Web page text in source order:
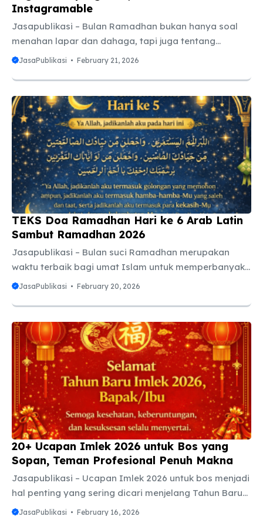
Instagramable
Jasapublikasi – Bulan Ramadhan bukan hanya soal
menahan lapar dan dahaga, tapi juga tentang
mempererat tali silaturahmi. Salah satu tradisi yang
akrab kita sebut “Bukber”. Namun, jujur saja,
terkadang bukber hanya berakhir menjadi ajang
makan-makan biasa lalu sibuk dengan gadget
masing-masing. Agar momen berkumpul di tahun 2026
ini terasa lebih spesial dan tidak membosankan,
pemilihan tema yang menarik sangatlah penting.
Tema yang kuat akan menentukan dress code, lokasi,
hingga aktivitas yang dilakukan. ...
JasaPublikasi February 21, 2026
TEKS Doa Ramadhan Hari ke 6 Arab Latin
Sambut Ramadhan 2026
Jasapublikasi – Bulan suci Ramadhan merupakan
waktu terbaik bagi umat Islam untuk memperbanyak
ibadah, memperbaiki diri, dan mendekatkan hati
Islam juga dianjurkan untuk memperbanyak doa,
karena doa orang yang berpuasa memiliki
keistimewaan dan peluang besar untuk dikabulkan.
Salah satu doa yang banyak diamalkan adalah doa
Ramadhan hari ke 6. Doa ini berisi permohonan agar
Allah SWT tidak merendahkan kita karena dosa,
melindungi dari musibah, serta menjauhkan dari
murka-Nya. Kandungan makna doa ini sangat ...
JasaPublikasi February 20, 2026
20+ Ucapan Imlek 2026 untuk Bos yang
Sopan, Teman Profesional Penuh Makna
Jasapublikasi – Ucapan Imlek 2026 untuk bos menjadi
hal penting yang sering dicari menjelang Tahun Baru
Imlek. Dalam lingkungan kerja, menjaga hubungan
JasaPublikasi February 16, 2026